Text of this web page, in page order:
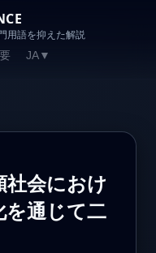
用語を抑えた解説
JA▼
会におけ
を通じて二